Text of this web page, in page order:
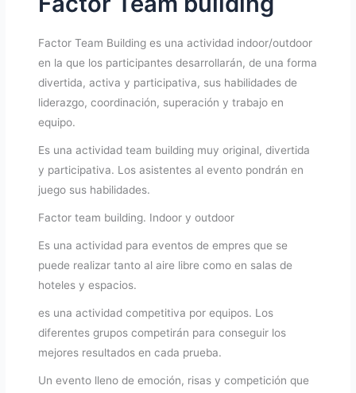
Factor Team Building es una actividad indoor/outdoor
en la que los participantes desarrollarán, de una forma
divertida, activa y participativa, sus habilidades de
liderazgo, coordinación, superación y trabajo en
equipo.
Es una actividad team building muy original, divertida
y participativa. Los asistentes al evento pondrán en
juego sus habilidades.
Factor team building. Indoor y outdoor
Es una actividad para eventos de empres que se
puede realizar tanto al aire libre como en salas de
hoteles y espacios.
es una actividad competitiva por equipos. Los
diferentes grupos competirán para conseguir los
mejores resultados en cada prueba.
Un evento lleno de emoción, risas y competición que